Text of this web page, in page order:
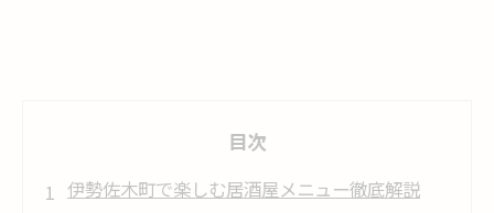
目次
伊勢佐木町で楽しむ居酒屋メニュー徹底解説